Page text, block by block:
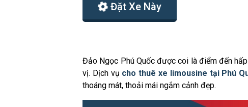
Đặt Xe Này
Đảo Ngọc Phú Quốc được coi là điểm đến
vị. Dịch vụ cho thuê xe limousine tại Phú
thoáng mát, thoải mái ngắm cảnh đẹp.